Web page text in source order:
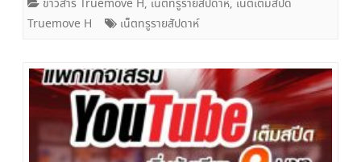
ข่าวสาร Truemove H, เน็ตทรูรายสัปดาห์, เน็ตเต็มสปีด
Truemove H
เน็ตทรูรายสัปดาห์